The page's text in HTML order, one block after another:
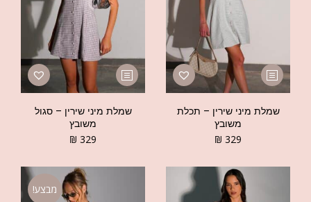
שמלת מיני שירין – תכלת
משובץ
₪ 329
שמלת מיני שירין – סגול
משובץ
₪ 329
מבצע!